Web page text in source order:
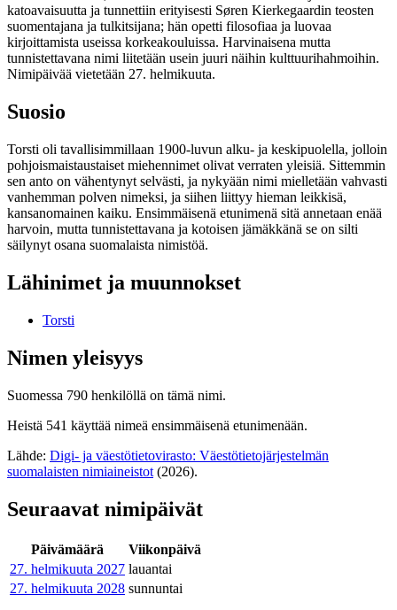
katoavaisuutta ja tunnettiin erityisesti Søren Kierkegaardin teosten
suomentajana ja tulkitsijana; hän opetti filosofiaa ja luovaa
kirjoittamista useissa korkeakouluissa. Harvinaisena mutta
tunnistettavana nimi liitetään usein juuri näihin kulttuurihahmoihin.
Nimipäivää vietetään 27. helmikuuta.
Suosio
Torsti oli tavallisimmillaan 1900-luvun alku- ja keskipuolella, jolloin
pohjoismaistaustaiset miehennimet olivat verraten yleisiä. Sittemmin
sen anto on vähentynyt selvästi, ja nykyään nimi mielletään vahvasti
vanhemman polven nimeksi, ja siihen liittyy hieman leikkisä,
kansanomainen kaiku. Ensimmäisenä etunimenä sitä annetaan enää
harvoin, mutta tunnistettavana ja kotoisen jämäkkänä se on silti
säilynyt osana suomalaista nimistöä.
Lähinimet ja muunnokset
Torsti
Nimen yleisyys
Suomessa 790 henkilöllä on tämä nimi.
Heistä 541 käyttää nimeä ensimmäisenä etunimenään.
Lähde: Digi- ja väestötietovirasto: Väestötietojärjestelmän
suomalaisten nimiaineistot (2026).
Seuraavat nimipäivät
Päivämäärä
Viikonpäivä
27. helmikuuta 2027 lauantai
27. helmikuuta 2028 sunnuntai